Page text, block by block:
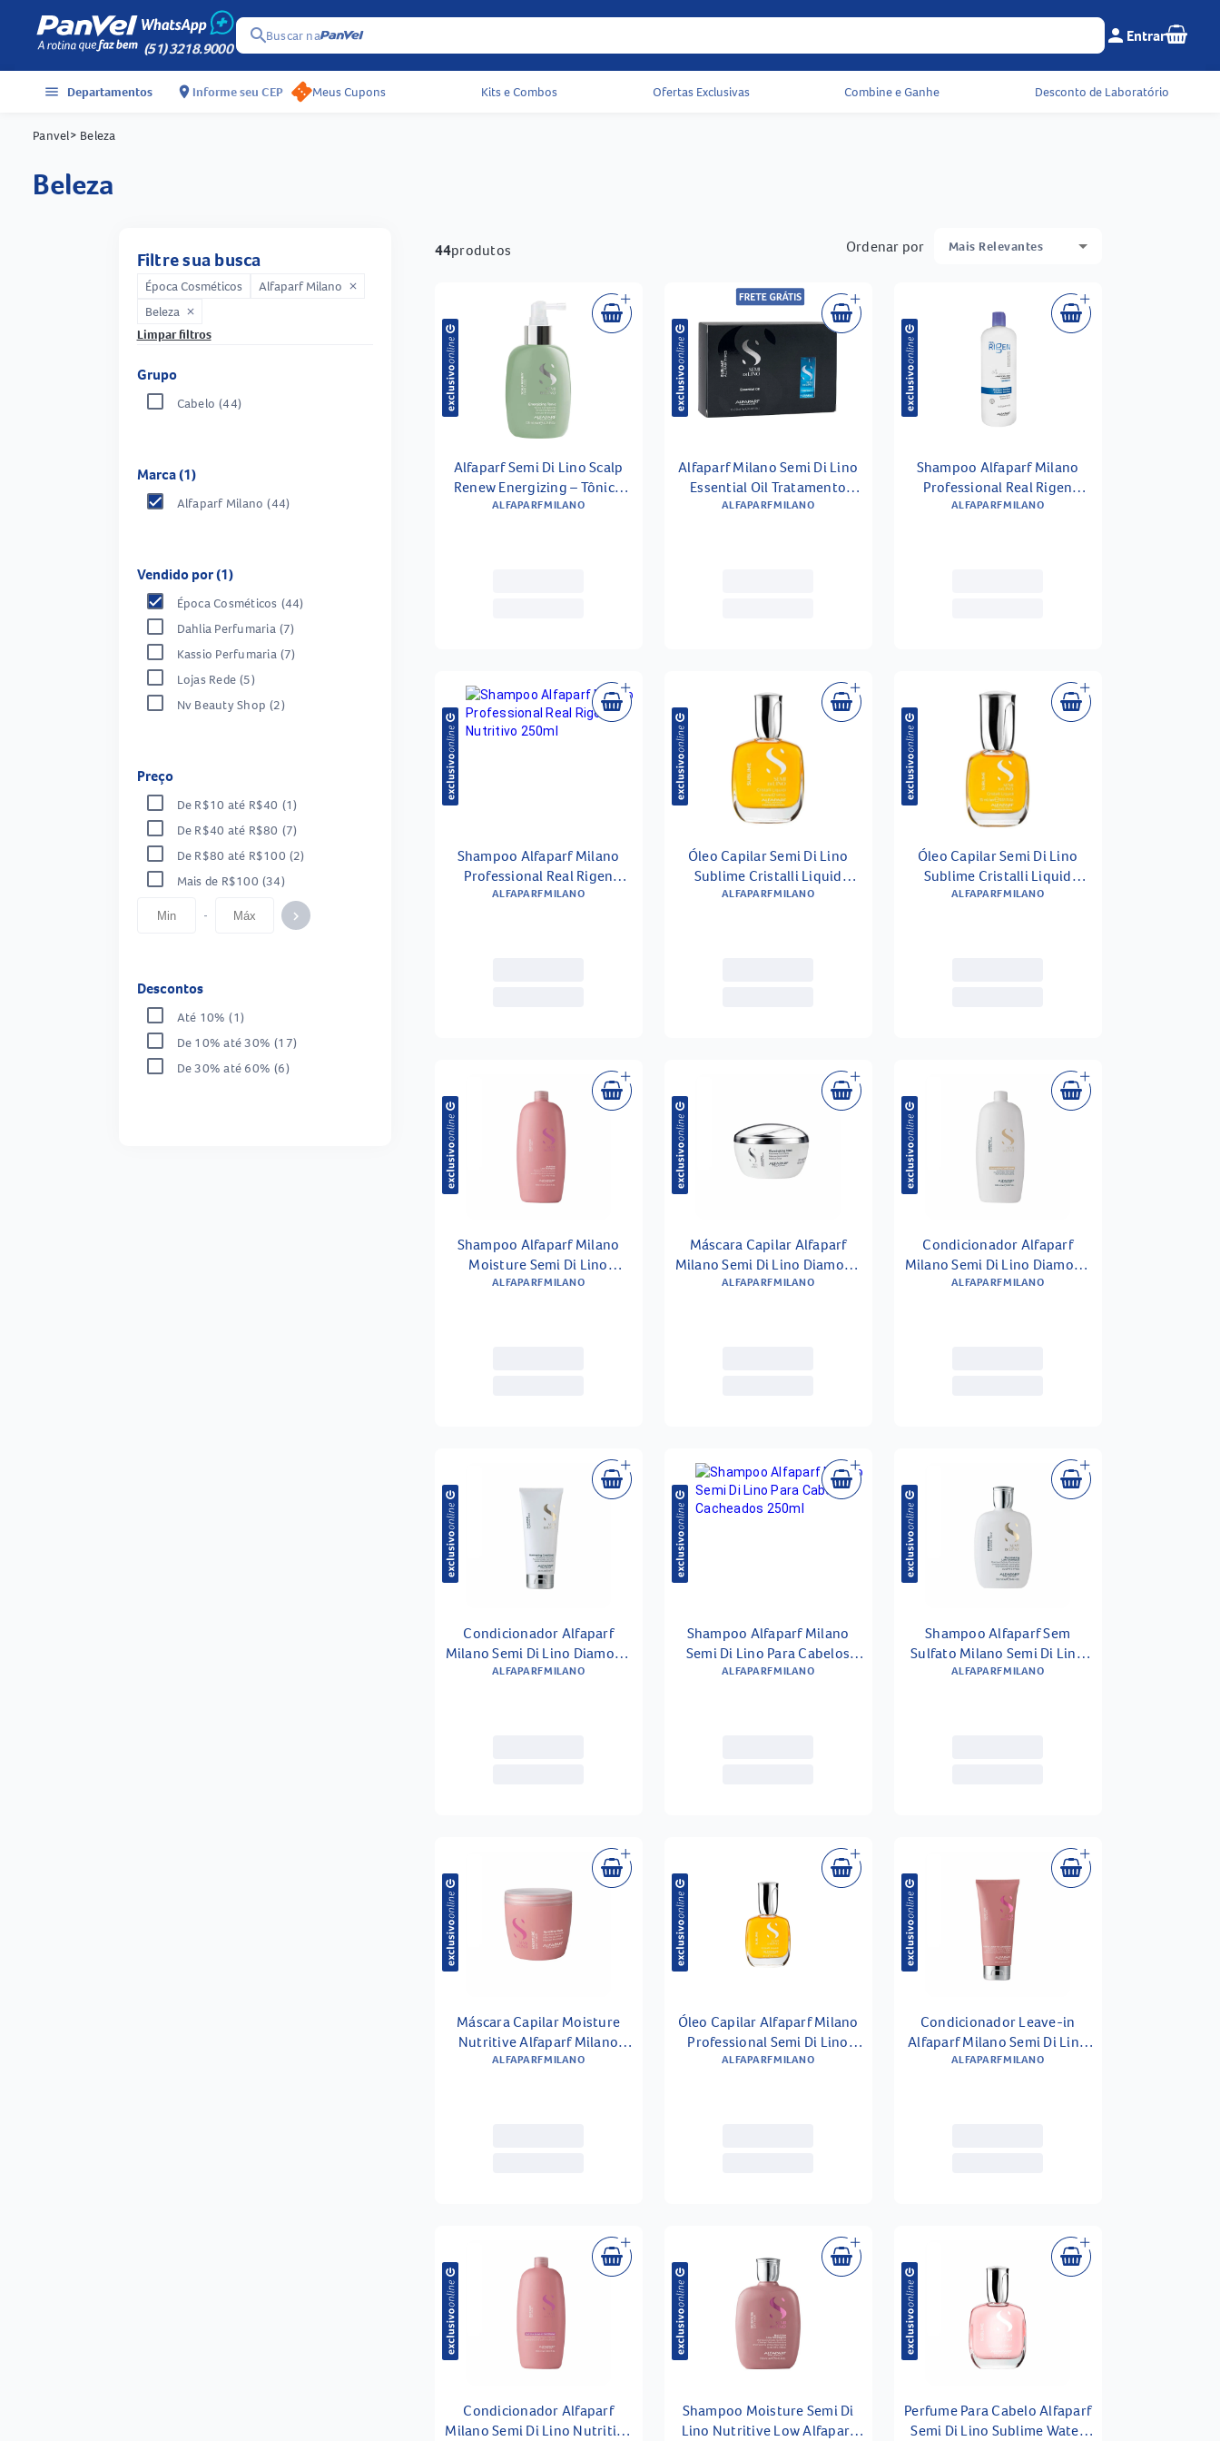
(51) 3218.9000
searchBuscar na Menu do cliente e
person Entrar Seu
Acessos rápidos do cabeçalho
menu Departamentos location_on Informe seu CEP Meus Cupons Kits e Combos Ofertas Exclusivas Combine e Ganhe Desconto de Laboratório
Panvel> Beleza
beleza
Filtre sua busca
Época Cosméticos Alfaparf Milano close
Beleza close
Limpar filtros
Grupo
Cabelo (44)
Marca (1)
Alfaparf Milano (44)
Vendido por (1)
Época Cosméticos (44)
Dahlia Perfumaria (7)
Kassio Perfumaria (7)
Lojas Rede (5)
Nv Beauty Shop (2)
Preço
De R$10 até R$40 (1)
De R$40 até R$80 (7)
De R$80 até R$100 (2)
Mais de R$100 (34)
- keyboard_arrow_right
Descontos
Até 10% (1)
De 10% até 30% (17)
De 30% até 60% (6)
44produtos Ordenar por Mais Relevantes
Alfaparf Semi Di Lino Scalp
Renew Energizing – Tônico
Fortalecedor 125ml
ALFAPARF MILANO
Alfaparf Milano Semi Di Lino
Essential Oil Tratamento
Condicionador 12x 13ml
ALFAPARF MILANO
Shampoo Alfaparf Milano
Professional Real Rigen
Nutritivo 1000ml
ALFAPARF MILANO
Shampoo Alfaparf Milano
Professional Real Rigen
Nutritivo 250ml
ALFAPARF MILANO
Óleo Capilar Semi Di Lino
Sublime Cristalli Liquid
Alfaparf Milano 50ml
ALFAPARF MILANO
Óleo Capilar Semi Di Lino
Sublime Cristalli Liquid
Alfaparf Milano 15ml
ALFAPARF MILANO
Shampoo Alfaparf Milano
Moisture Semi Di Lino
Nutritive Low 1l
ALFAPARF MILANO
Máscara Capilar Alfaparf
Milano Semi Di Lino Diamond
Illuminating 200ml
ALFAPARF MILANO
Condicionador Alfaparf
Milano Semi Di Lino Diamond
Illuminating 1000ml
ALFAPARF MILANO
Condicionador Alfaparf
Milano Semi Di Lino Diamond
Illuminating 200ml
ALFAPARF MILANO
Shampoo Alfaparf Milano
Semi Di Lino Para Cabelos
Cacheados 250ml
ALFAPARF MILANO
Shampoo Alfaparf Sem
Sulfato Milano Semi Di Lino
Diamond Illuminating Low
ALFAPARF MILANO
Máscara Capilar Moisture
Nutritive Alfaparf Milano
Semi Di Lino 500ml
ALFAPARF MILANO
Óleo Capilar Alfaparf Milano
Professional Semi Di Lino
Sublime Cristalli Líquidi 30 Ml
ALFAPARF MILANO
Condicionador Leave-in
Alfaparf Milano Semi Di Lino
Moisture Nutritive 200ml
ALFAPARF MILANO
Condicionador Alfaparf
Milano Semi Di Lino Nutritive
Shampoo Moisture Semi Di
Lino Nutritive Low Alfaparf
Perfume Para Cabelo Alfaparf
Semi Di Lino Sublime Water